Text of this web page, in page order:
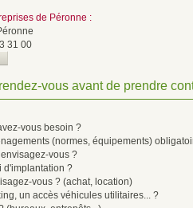
de Péronne :
31 00
vous avant de prendre
vous besoin ?
(normes, équipements)
vous ?
d'implantation ?
vous ? (achat, location)
un accès véhicules utilitaires... ?